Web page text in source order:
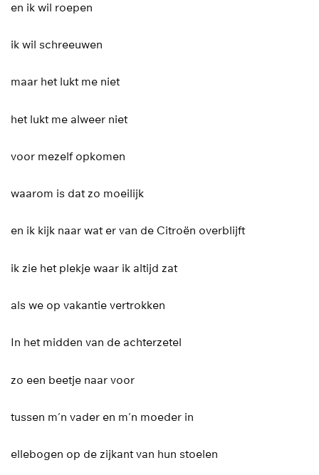
en ik wil roepen
ik wil schreeuwen
maar het lukt me niet
het lukt me alweer niet
voor mezelf opkomen
waarom is dat zo moeilijk
en ik kijk naar wat er van de Citroën overblijft
ik zie het plekje waar ik altijd zat
als we op vakantie vertrokken
In het midden van de achterzetel
zo een beetje naar voor
tussen m’n vader en m’n moeder in
ellebogen op de zijkant van hun stoelen